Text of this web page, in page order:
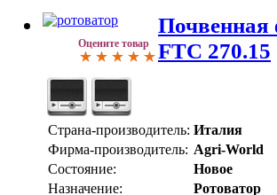
Оцените товар
Почвенная
FTC 270.15
Страна-производитель: Италия
Фирма-производитель: Agri-World
Состояние:
Новое
Назначение:
Ротоватор